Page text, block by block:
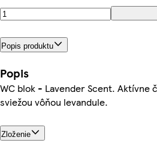
Popis produktu
Popis
WC blok - Lavender Scent. Aktívne
sviežou vôňou levandule.
Zloženie